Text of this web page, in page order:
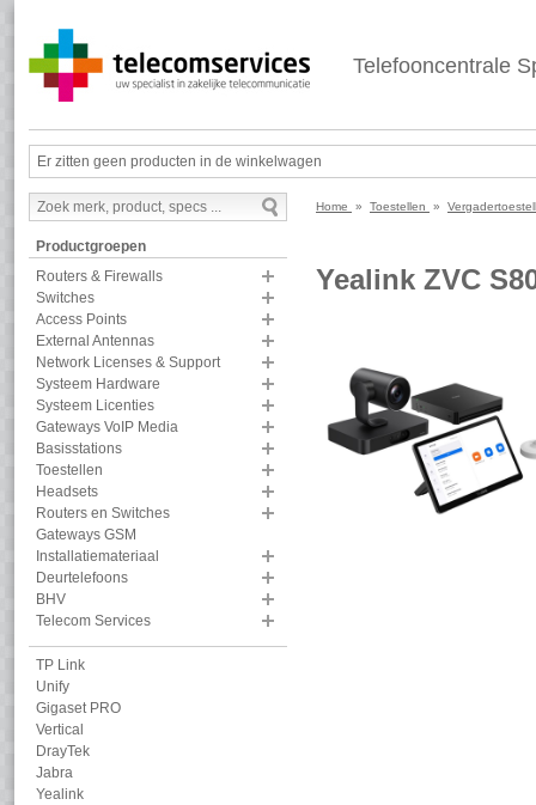
Telefooncentrale
Er zitten geen producten in de winkelwagen
Productgroepen
Routers & Firewalls
Switches
Access Points
External Antennas
Network Licenses & Support
Systeem Hardware
Systeem Licenties
Gateways VoIP Media
Basisstations
Toestellen
Headsets
Routers en Switches
Gateways GSM
Installatiemateriaal
Deurtelefoons
BHV
Telecom Services
TP Link
Unify
Gigaset PRO
Vertical
DrayTek
Jabra
Yealink
Home » Toestellen »
Yealink ZVC